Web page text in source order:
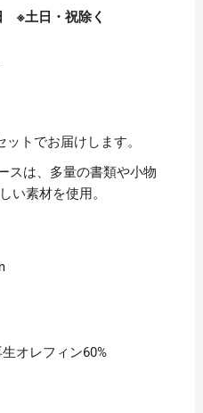
※土日・祝除く
トでお届けします。
スは、多量の書類や小物
い素材を使用。
オレフィン60%